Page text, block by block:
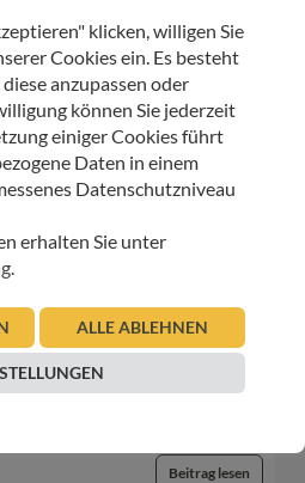
Suizid: Die
ÖSTERREICH und der
(OPG)
Beitrag lesen
Day: 15. Juni 2023
Beitrag lesen
klicken, willigen Sie
Cookies ein. Es besteht
anzupassen oder
können Sie jederzeit
einiger Cookies führt
Daten in einem
Datenschutzniveau
erhalten Sie unter
ALLE ABLEHNEN